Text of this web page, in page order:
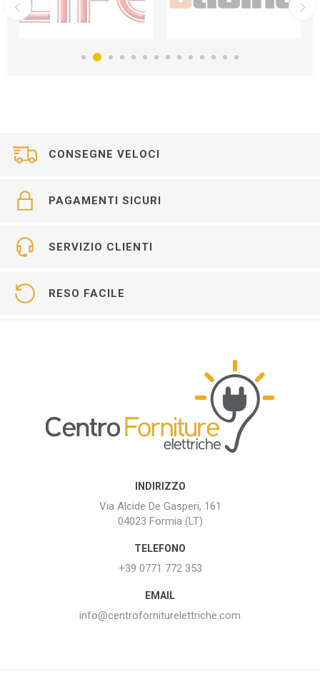
CONSEGNE VELOCI
PAGAMENTI SICURI
SERVIZIO CLIENTI
RESO FACILE
INDIRIZZO
Via Alcide De Gasperi, 161
04023 Formia (LT)
TELEFONO
+39 0771 772 353
EMAIL
info@centroforniturelettriche.com